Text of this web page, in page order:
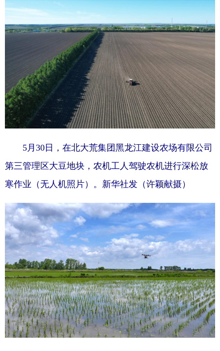
5月30日，在北大荒集团黑龙江建设农场有限公司
第三管理区大豆地块，农机工人驾驶农机进行深松放
寒作业（无人机照片）。新华社发（许颖献摄）